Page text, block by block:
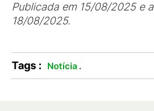
Publicada em 15/08/2025 e
18/08/2025.
Tags : Notícia .